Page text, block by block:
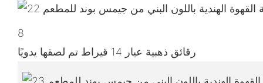
8
رقائق ذهبية عيار 14 قيراط تم لصقها يدويًا